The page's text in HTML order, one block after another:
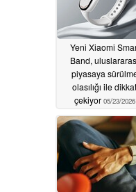
Yeni Xiaomi
Band,
piyasaya
olasılığı ile dikkat
çekiyor 05/23/2026